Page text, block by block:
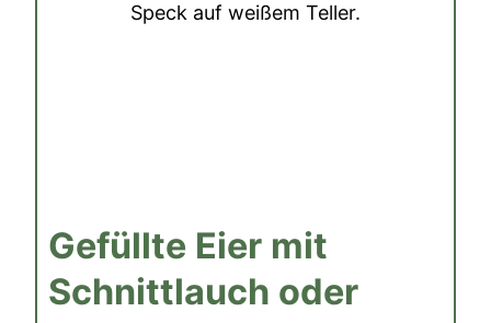
Gefüllte Eier mit
Schnittlauch oder